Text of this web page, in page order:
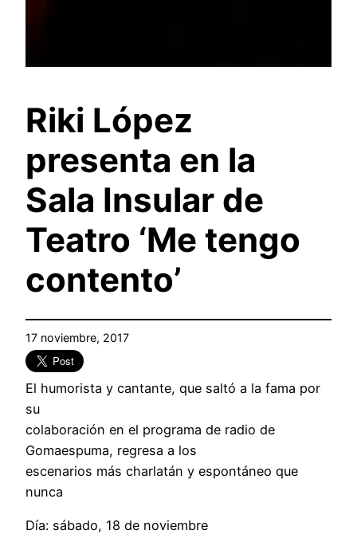
Riki López
presenta en la
Sala Insular de
Teatro ‘Me tengo
contento’
17 noviembre, 2017
El humorista y cantante, que saltó a la fama por
su
colaboración en el programa de radio de
Gomaespuma, regresa a los
escenarios más charlatán y espontáneo que
nunca
Día: sábado, 18 de noviembre